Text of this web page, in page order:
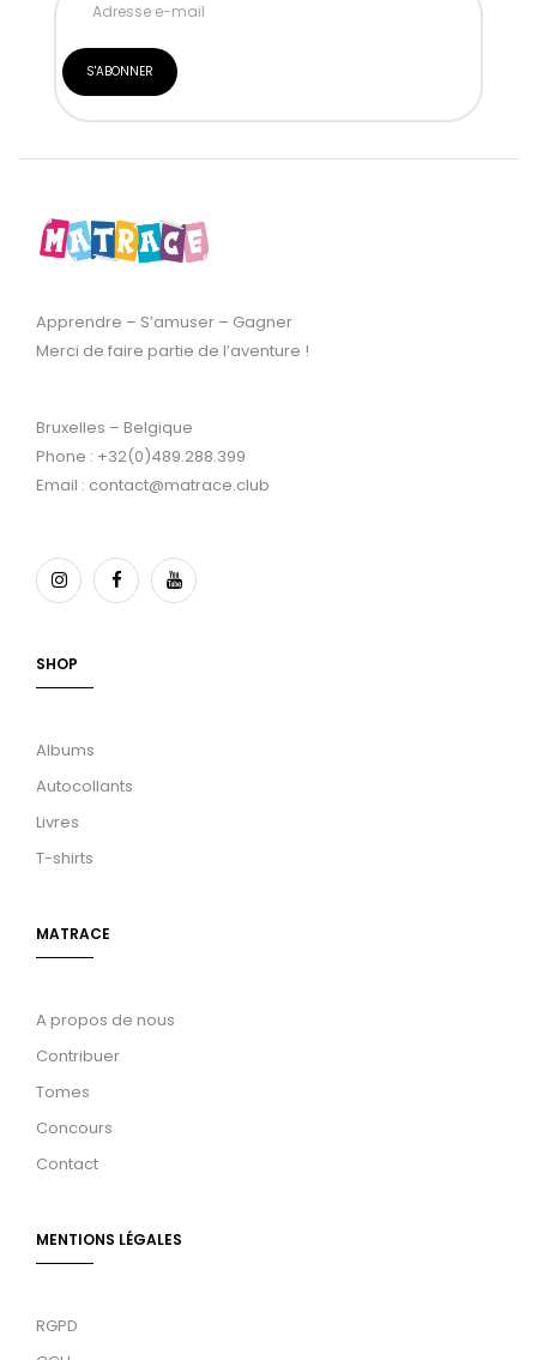
Apprendre – S’amuser – Gagner
Merci de faire partie de l’aventure !
Bruxelles – Belgique
Phone : +32(0)489.288.399
Email : contact@matrace.club
SHOP
Albums
Autocollants
Livres
T-shirts
MATRACE
A propos de nous
Contribuer
Tomes
Concours
Contact
MENTIONS LÉGALES
RGPD